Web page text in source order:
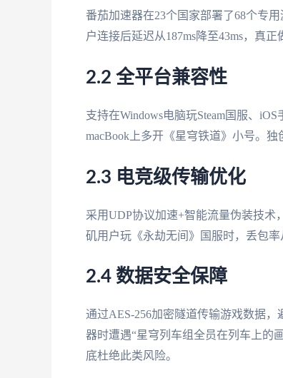
番茄加速器在23个国家部署了68个专
户连接后延迟从187ms降至43ms，真正
2.2 全平台兼容性
支持在Windows电脑玩Steam国服、
macBook上多开《星穹铁道》小号。
2.3 电竞级传输优化
采用UDP协议加速+智能流量伪装技术
矶用户玩《永劫无间》国服时，丢包率
2.4 数据安全保障
通过AES-256加密隧道传输游戏数据
器时遭遇“星穹列车组全员在列车上的
底杜绝此类风险。